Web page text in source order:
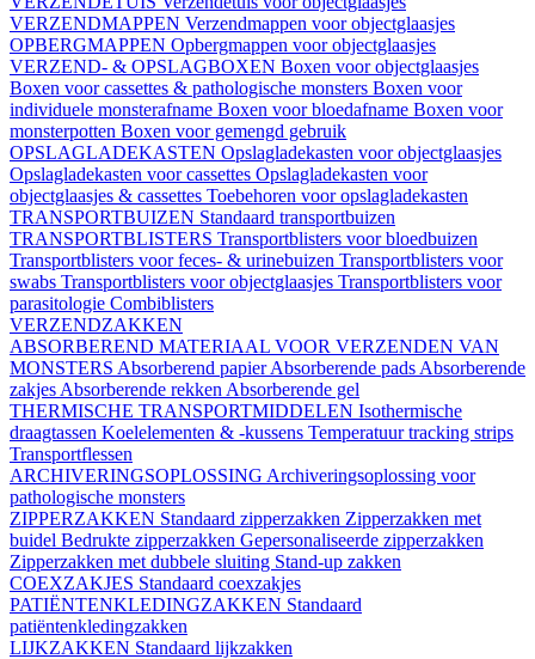
VERZENDMAPPEN Verzendmappen voor objectglaasjes
OPBERGMAPPEN Opbergmappen voor objectglaasjes
VERZEND- & OPSLAGBOXEN Boxen voor objectglaasjes
Boxen voor cassettes & pathologische monsters Boxen voor
individuele monsterafname Boxen voor bloedafname Boxen voor
monsterpotten Boxen voor gemengd gebruik
OPSLAGLADEKASTEN Opslagladekasten voor objectglaasjes
Opslagladekasten voor cassettes Opslagladekasten voor
objectglaasjes & cassettes Toebehoren voor opslagladekasten
TRANSPORTBUIZEN Standaard transportbuizen
TRANSPORTBLISTERS Transportblisters voor bloedbuizen
Transportblisters voor feces- & urinebuizen Transportblisters voor
swabs Transportblisters voor objectglaasjes Transportblisters voor
parasitologie Combiblisters
VERZENDZAKKEN
ABSORBEREND MATERIAAL VOOR VERZENDEN VAN
MONSTERS Absorberend papierAbsorberende pads Absorberende
zakjes Absorberende rekken Absorberende gel
THERMISCHE TRANSPORTMIDDELEN Isothermische
draagtassen Koelelementen & -kussens Temperatuur tracking strips
Transportflessen
ARCHIVERINGSOPLOSSING Archiveringsoplossing voor
pathologische monsters
ZIPPERZAKKEN Standaard zipperzakken Zipperzakken met
buidel Bedrukte zipperzakken Gepersonaliseerde zipperzakken
Zipperzakken met dubbele sluiting Stand-up zakken
COEXZAKJES Standaard coexzakjes
PATIËNTENKLEDINGZAKKEN Standaard
patiëntenkledingzakken
LIJKZAKKEN Standaard lijkzakken